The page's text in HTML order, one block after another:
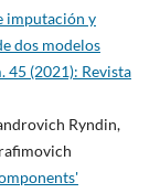
imputación y
dos modelos
45 (2021): Revista
Ryndin,